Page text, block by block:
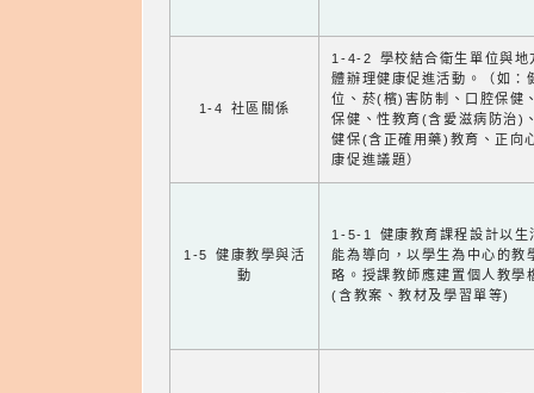
1-4 社區關係
1-4-2 學校結合衛生單位與地
體辦理健康促進活動。（如：
位、菸(檳)害防制、口腔保健
保健、性教育(含愛滋病防治)
健保(含正確用藥)教育、正向
康促進議題）
1-5 健康教學與活
動
1-5-1 健康教育課程設計以生
能為導向，以學生為中心的教
略。授課教師應建置個人教學
(含教案、教材及學習單等)